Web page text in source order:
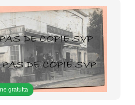
gratuita